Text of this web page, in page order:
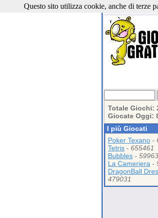
Totale Giochi:
Giocate Oggi:
I più Giocati
Poker Texano -
Tetris - 655461
Bubbles -
La Cameriera -
DragonBall
479031
Questo sito utilizza cookie, anche di terze